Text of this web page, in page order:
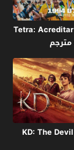
مشاهدة فيلم Tetra: Acreditar
مشاهدة فيلم KD: The Devil